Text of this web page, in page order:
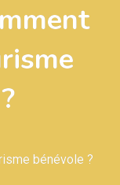
bénévole ?